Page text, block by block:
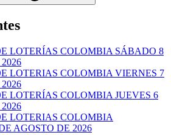
LOTERÍAS COLOMBIA SÁBADO 8
LOTERIAS COLOMBIA VIERNES 7
LOTERÍAS COLOMBIA JUEVES 6
LOTERIAS COLOMBIA
AGOSTO DE 2026